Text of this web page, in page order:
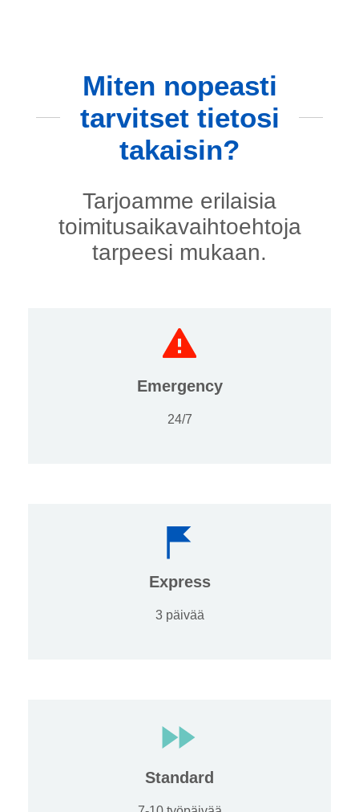
Miten nopeasti
tarvitset tietosi
takaisin?
Tarjoamme erilaisia
toimitusaikavaihtoehtoja
tarpeesi mukaan.
Emergency
24/7
Express
3 päivää
Standard